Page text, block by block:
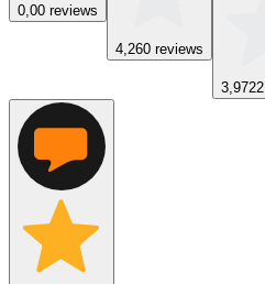
0,00 reviews
4,260 reviews
3,9722